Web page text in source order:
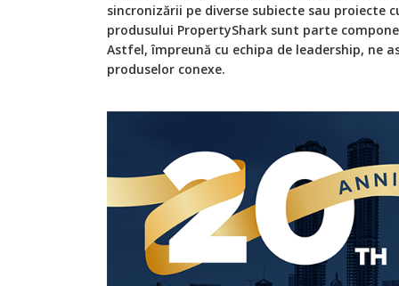
sincronizării pe diverse subiecte sau proiecte
produsului PropertyShark sunt parte
Astfel, împreună cu echipa de leadership, ne
produselor conexe.